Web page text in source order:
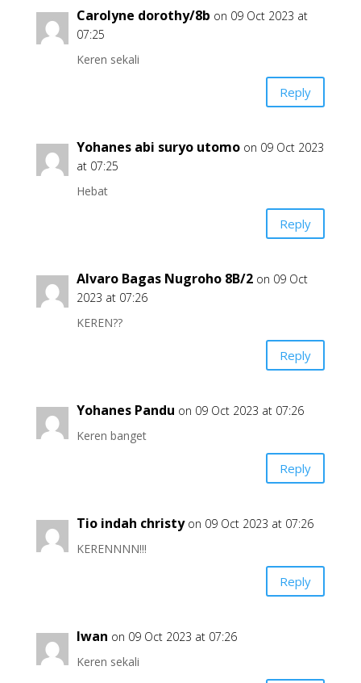
Carolyne dorothy/8b on 09 Oct 2023 at
07:25
Keren sekali
Reply
Yohanes abi suryo utomo on 09 Oct 2023
at 07:25
Hebat
Reply
Alvaro Bagas Nugroho 8B/2 on 09 Oct
2023 at 07:26
KEREN??
Reply
Yohanes Pandu on 09 Oct 2023 at 07:26
Keren banget
Reply
Tio indah christy on 09 Oct 2023 at 07:26
KERENNNN!!!
Reply
Iwan on 09 Oct 2023 at 07:26
Keren sekali